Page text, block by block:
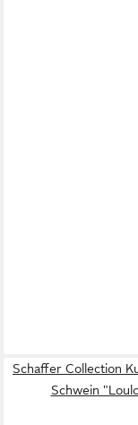
Schaffer Collection
Schwein